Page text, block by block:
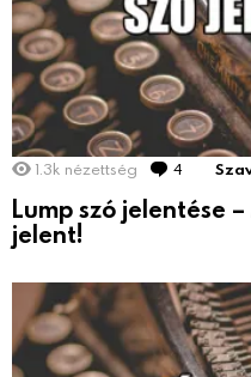
1.3k nézettség 4
Lump szó jelentése
jelent!